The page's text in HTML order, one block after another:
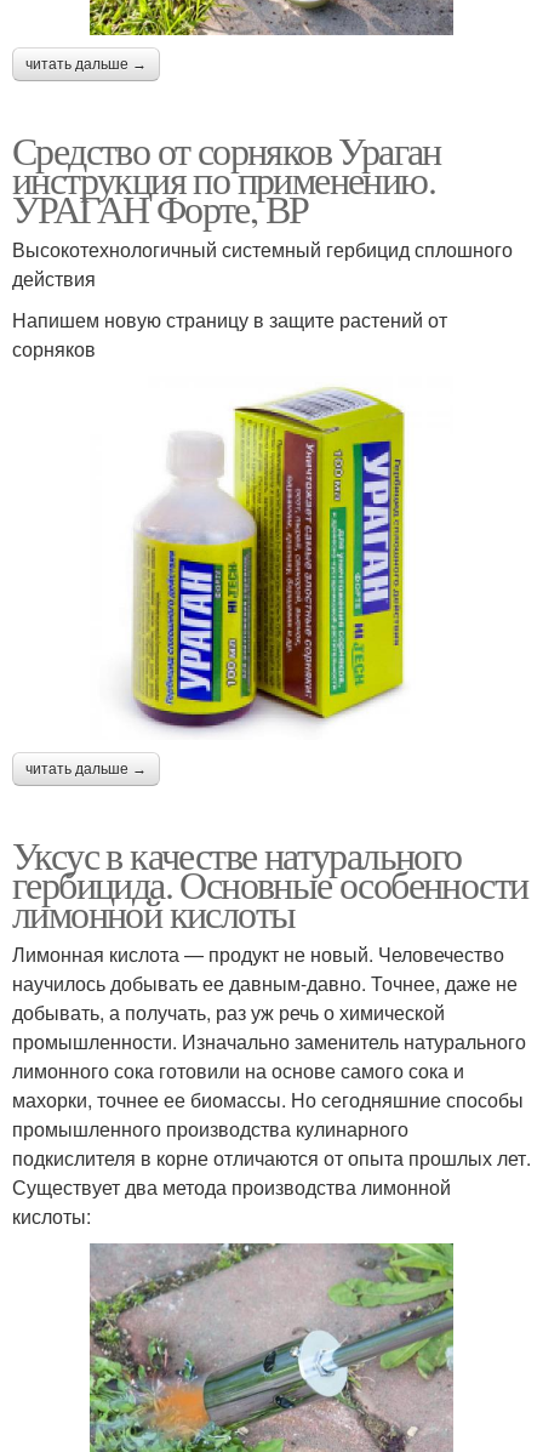
читать дальше →
Средство от сорняков Ураган
инструкция по применению.
УРАГАН Форте, ВР
Высокотехнологичный системный гербицид сплошного
действия
Напишем новую страницу в защите растений от
сорняков
читать дальше →
Уксус в качестве натурального
гербицида. Основные особенности
лимонной кислоты
Лимонная кислота — продукт не новый. Человечество
научилось добывать ее давным-давно. Точнее, даже не
добывать, а получать, раз уж речь о химической
промышленности. Изначально заменитель натурального
лимонного сока готовили на основе самого сока и
махорки, точнее ее биомассы. Но сегодняшние способы
промышленного производства кулинарного
подкислителя в корне отличаются от опыта прошлых лет.
Существует два метода производства лимонной
кислоты: